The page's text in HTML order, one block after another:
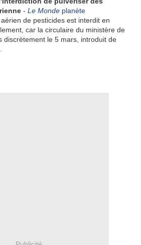
- Le Monde planète
de pesticides est interdit en
car la circulaire du ministère de
discrètement le 5 mars, introduit de